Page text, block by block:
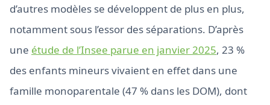
d’autres modèles se développent de plus en plus,
notamment sous l’essor des séparations. D’après
une étude de l’Insee parue en janvier 2025, 23 %
des enfants mineurs vivaient en effet dans une
famille monoparentale (47 % dans les DOM), dont